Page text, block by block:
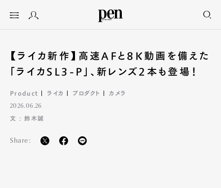
【ライカ新作】高速AFと8K動画を備えた
「ライカSL3-P」、新レンズ2本も登場！
Product ライカ プロダクト カメラ
2026.06.26
文 : 鈴木誠
Share: